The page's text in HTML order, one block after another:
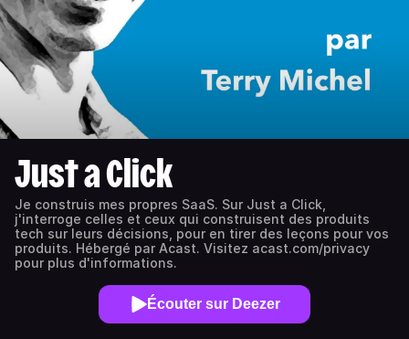
Just a Click
Je construis mes propres SaaS. Sur Just a Click,
j'interroge celles et ceux qui construisent des produits
tech sur leurs décisions, pour en tirer des leçons pour vos
produits. Hébergé par Acast. Visitez acast.com/privacy
pour plus d'informations.
Écouter sur Deezer